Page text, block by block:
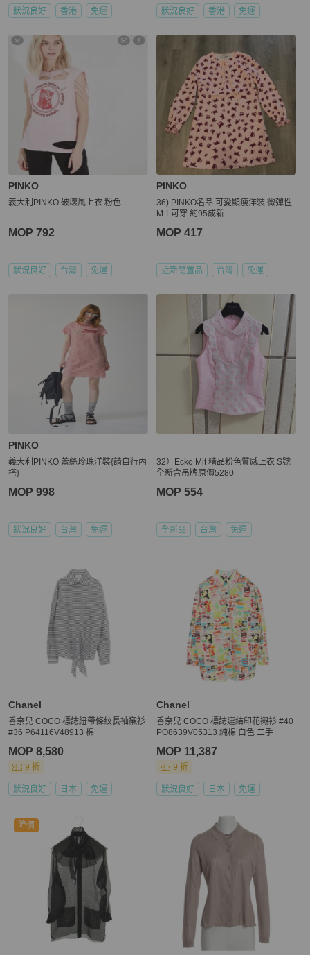
狀況良好 香港 免運 狀況良好 香港 免運
PINKO
義大利PINKO 破壞風上衣 粉色
MOP 792
狀況良好 台灣 免運
PINKO
36) PINKO名品 可愛顯瘦洋裝 微彈性
M-L可穿 約95成新
MOP 417
近新閒置品 台灣 免運
PINKO
義大利PINKO 蕾絲珍珠洋裝{請自行內
搭}
MOP 998
狀況良好 台灣 免運
32）Ecko Mit 精品粉色質感上衣 S號
全新含吊牌原價5280
MOP 554
全新品 台灣 免運
Chanel
香奈兒 COCO 標誌紐帶條紋長袖襯衫
#36 P64116V48913 棉
MOP 8,580
9 折
狀況良好 日本 免運
Chanel
香奈兒 COCO 標誌連結印花襯衫 #40
PO8639V05313 純棉 白色 二手
MOP 11,387
9 折
狀況良好 日本 免運
降價